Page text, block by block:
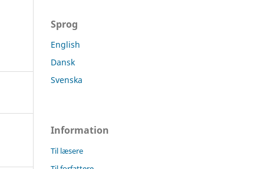
Sprog
English
Dansk
Svenska
Information
Til læsere